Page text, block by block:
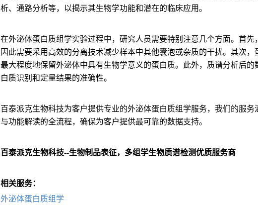
析、通路分析等，以揭示其生物学功能和潜在的临床应用。
在外泌体蛋白质组学实验过程中，研究人员需要特别注意几个方面。首
因此需要采用高效的分离技术减少样本中其他囊泡或杂质的干扰。其次
最大程度地保留外泌体中具有生物学意义的蛋白质。此外，质谱分析后
白质识别和定量结果的准确性。
百泰派克生物科技为客户提供专业的外泌体蛋白质组学服务，我们的服
与功能解读的全流程，确保为客户提供最可靠的数据支持。
百泰派克生物科技--生物制品表征，多组学生物质谱检测优质服务商
相关服务：
外泌体蛋白质组学